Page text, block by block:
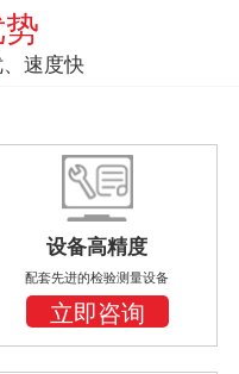
速度快
设备高精度
配套先进的检验测量设备
立即咨询